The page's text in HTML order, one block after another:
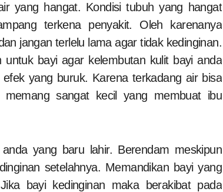
yang hangat. Kondisi tubuh yang hangat
terkena penyakit. Oleh karenanya
jangan terlelu lama agar tidak kedinginan.
bayi agar kelembutan kulit bayi anda
yang buruk. Karena terkadang air bisa
sangat kecil yang membuat ibu
yang baru lahir. Berendam meskipun
setelahnya. Memandikan bayi yang
bayi kedinginan maka berakibat pada